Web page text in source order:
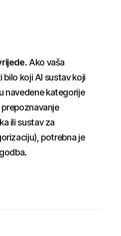
. Ako vaša
koji AI sustav koji
navedene kategorije
ili sustav za
potrebna je